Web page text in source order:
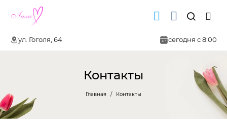
ул. Гоголя, 64 сегодня с 8:00
Контакты
Главная Контакты